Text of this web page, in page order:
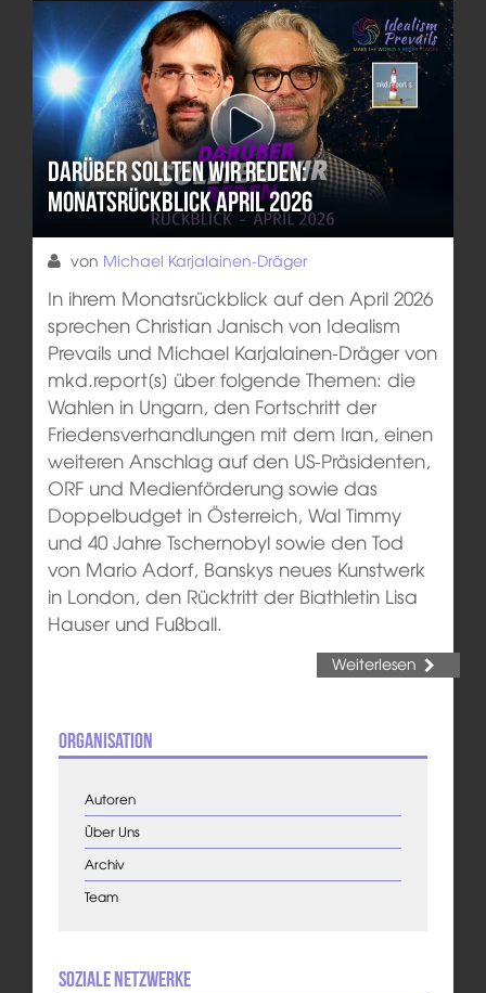
Darüber sollten wir reden:
Monatsrückblick April 2026
von Michael Karjalainen-Dräger
In ihrem Monatsrückblick auf den April 2026
sprechen Christian Janisch von Idealism
Prevails und Michael Karjalainen-Dräger von
mkd.report[s] über folgende Themen: die
Wahlen in Ungarn, den Fortschritt der
Friedensverhandlungen mit dem Iran, einen
weiteren Anschlag auf den US-Präsidenten,
ORF und Medienförderung sowie das
Doppelbudget in Österreich, Wal Timmy
und 40 Jahre Tschernobyl sowie den Tod
von Mario Adorf, Banskys neues Kunstwerk
in London, den Rücktritt der Biathletin Lisa
Hauser und Fußball.
Weiterlesen
Organisation
Autoren
Über Uns
Archiv
Team
Soziale Netzwerke